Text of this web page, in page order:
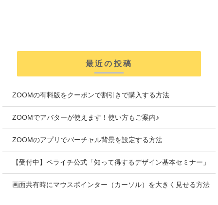
最近の投稿
ZOOMの有料版をクーポンで割引きで購入する方法
ZOOMでアバターが使えます！使い方もご案内♪
ZOOMのアプリでバーチャル背景を設定する方法
【受付中】ペライチ公式「知って得するデザイン基本セミナー」
画面共有時にマウスポインター（カーソル）を大きく見せる方法